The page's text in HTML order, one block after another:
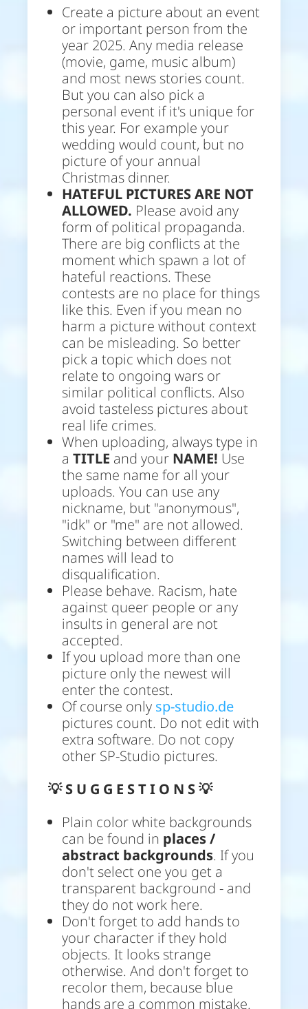
Create a picture about an event
or important person from the
year 2025. Any media release
(movie, game, music album)
and most news stories count.
But you can also pick a
personal event if it's unique for
this year. For example your
wedding would count, but no
picture of your annual
Christmas dinner.
HATEFUL PICTURES ARE NOT
ALLOWED. Please avoid any
form of political propaganda.
There are big conflicts at the
moment which spawn a lot of
hateful reactions. These
contests are no place for things
like this. Even if you mean no
harm a picture without context
can be misleading. So better
pick a topic which does not
relate to ongoing wars or
similar political conflicts. Also
avoid tasteless pictures about
real life crimes.
When uploading, always type in
a TITLE and your NAME! Use
the same name for all your
uploads. You can use any
nickname, but "anonymous",
"idk" or "me" are not allowed.
Switching between different
names will lead to
disqualification.
Please behave. Racism, hate
against queer people or any
insults in general are not
accepted.
If you upload more than one
picture only the newest will
enter the contest.
Of course only sp-studio.de
pictures count. Do not edit with
extra software. Do not copy
other SP-Studio pictures.
💡 S U G G E S T I O N S 💡
Plain color white backgrounds
can be found in places /
abstract backgrounds. If you
don't select one you get a
transparent background - and
they do not work here.
Don't forget to add hands to
your character if they hold
objects. It looks strange
otherwise. And don't forget to
recolor them, because blue
hands are a common mistake.